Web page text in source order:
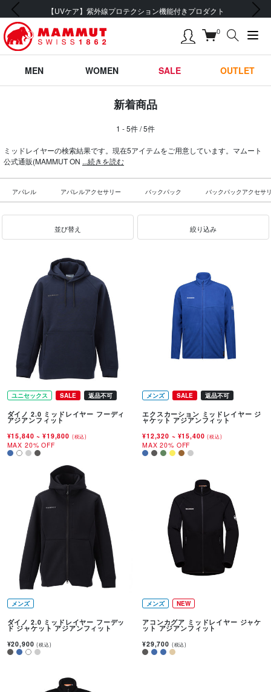
【UVケア】紫外線プロテクション機能付きプロダクト
前の画像 次の画像
0
MEN WOMEN SALE OUTLET
新着商品
1 - 5件 / 5件
ミッドレイヤーの検索結果です。現在5アイテムをご用意しています。マムート
公式通販(MAMMUT ON ...続きを読む
アパレル アパレルアクセサリー バックパック バックパックアクセサ
並び替え 絞り込み
ユニセックス SALE 返品不可
ダイノ 2.0 ミッドレイヤー フーディ
アジアンフィット
¥15,840~ ¥19,800 (税込)
MAX 20% OFF
メンズ SALE 返品不可
エクスカーション ミッドレイヤー ジ
ャケット アジアンフィット
¥12,320 ~ ¥15,400(税込)
MAX 20% OFF
メンズ
ダイノ 2.0 ミッドレイヤー フーデッ
ド ジャケット アジアンフィット
¥20,900(税込)
メンズ NEW
アコンカグア ミッドレイヤー ジャケ
ット アジアンフィット
¥29,700 (税込)